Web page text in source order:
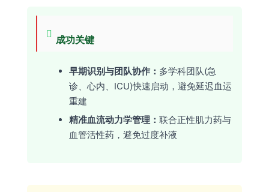
成功关键
早期识别与团队协作： 多学科团队(急
诊、心内、ICU)快速启动，避免延迟血运
重建
精准血流动力学管理： 联合正性肌力药与
血管活性药，避免过度补液